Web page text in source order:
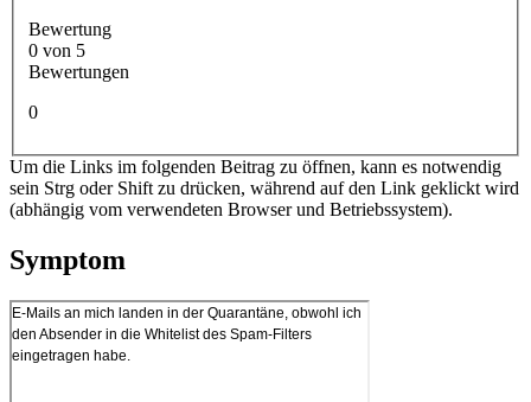
Bewertung
0 von 5
Bewertungen
0
Um die Links im folgenden Beitrag zu öffnen, kann es notwendig
sein Strg oder Shift zu drücken, während auf den Link geklickt wird
(abhängig vom verwendeten Browser und Betriebssystem).
Symptom